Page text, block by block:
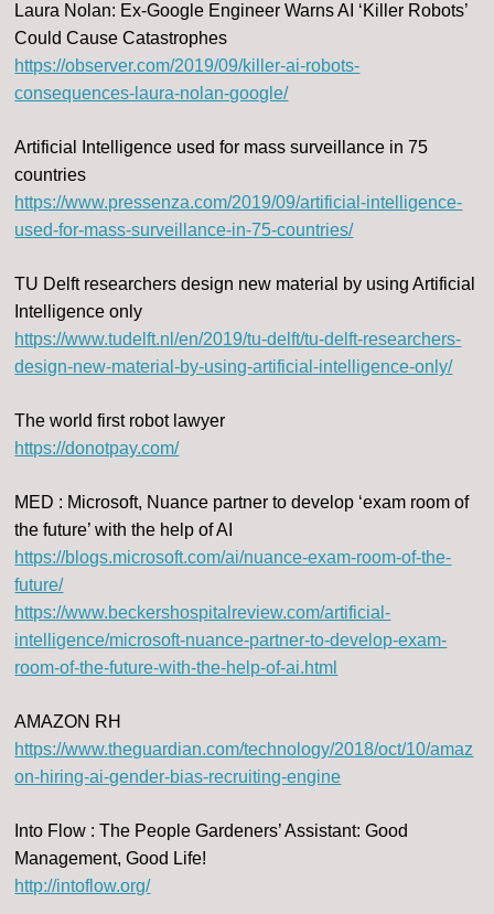
Laura Nolan: Ex-Google Engineer Warns AI ‘Killer Robots’
Could Cause Catastrophes
https://observer.com/2019/09/killer-ai-robots-
consequences-laura-nolan-google/
Artificial Intelligence used for mass surveillance in 75
countries
https://www.pressenza.com/2019/09/artificial-intelligence-
used-for-mass-surveillance-in-75-countries/
TU Delft researchers design new material by using Artificial
Intelligence only
https://www.tudelft.nl/en/2019/tu-delft/tu-delft-researchers-
design-new-material-by-using-artificial-intelligence-only/
The world first robot lawyer
https://donotpay.com/
MED : Microsoft, Nuance partner to develop ‘exam room of
the future’ with the help of AI
https://blogs.microsoft.com/ai/nuance-exam-room-of-the-
future/
https://www.beckershospitalreview.com/artificial-
intelligence/microsoft-nuance-partner-to-develop-exam-
room-of-the-future-with-the-help-of-ai.html
AMAZON RH
https://www.theguardian.com/technology/2018/oct/10/amaz
on-hiring-ai-gender-bias-recruiting-engine
Into Flow : The People Gardeners’ Assistant: Good
Management, Good Life!
http://intoflow.org/